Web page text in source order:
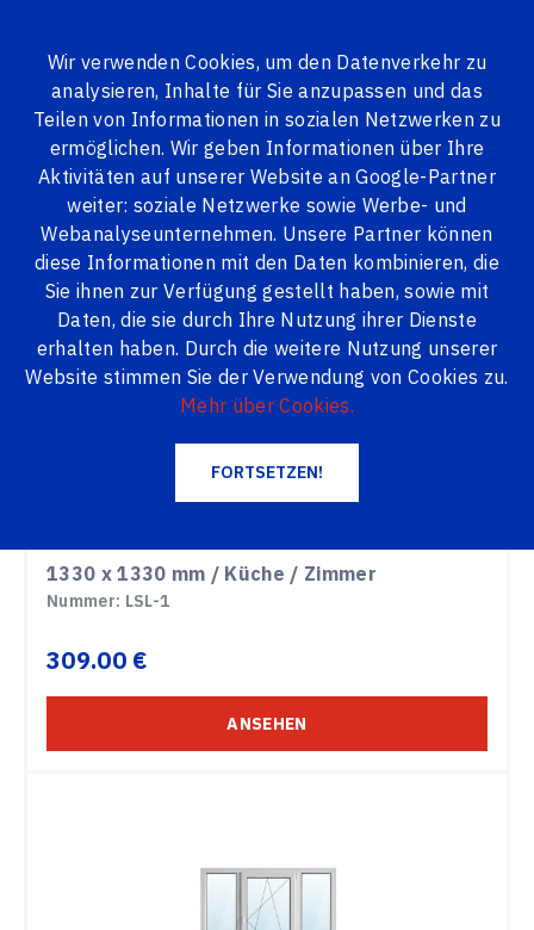
Wir verwenden Cookies, um den Datenverkehr zu
analysieren, Inhalte für Sie anzupassen und das
Teilen von Informationen in sozialen Netzwerken zu
ermöglichen. Wir geben Informationen über Ihre
Aktivitäten auf unserer Website an Google-Partner
weiter: soziale Netzwerke sowie Werbe- und
Webanalyseunternehmen. Unsere Partner können
diese Informationen mit den Daten kombinieren, die
Sie ihnen zur Verfügung gestellt haben, sowie mit
Daten, die sie durch Ihre Nutzung ihrer Dienste
erhalten haben. Durch die weitere Nutzung unserer
Website stimmen Sie der Verwendung von Cookies zu.
Mehr über Cookies.
FORTSETZEN!
ALLE PRODUKTE
Serienfenster Alte Litauische Serie
Alte Litauische Serie
1330 x 1330 mm / Küche / Zimmer
Nummer: LSL-1
309.00 €
ANSEHEN